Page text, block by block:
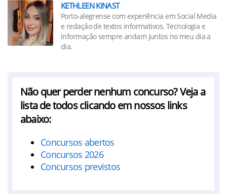
KETHLEEN KINAST
Porto-alegrense com experiência em Social Media
e redação de textos informativos. Tecnologia e
informação sempre andam juntos no meu dia a
dia.
Não quer perder nenhum concurso? Veja a
lista de todos clicando em nossos links
abaixo:
Concursos abertos
Concursos 2026
Concursos previstos